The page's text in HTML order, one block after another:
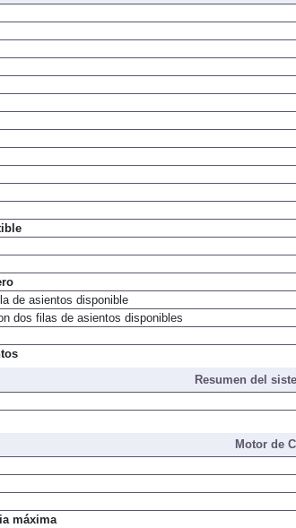
de asientos disponible
dos filas de asientos disponibles
Resumen del
Motor de
máxima